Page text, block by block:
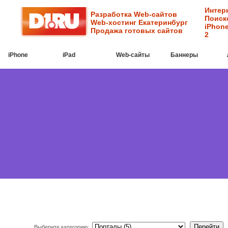
Разработка Web-сайтов
Web-хостинг Екатеринбург
Продажа готовых сайтов
2
iPhone iPad Web-cайты Баннеры